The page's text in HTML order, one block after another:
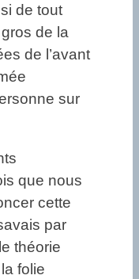
de tout
de la
de l’avant
sur
que nous
cette
par
théorie
folie